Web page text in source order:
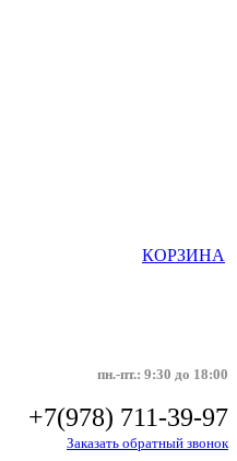
КОРЗИНА
пн.-пт.: 9:30 до 18:00
+7(978) 711-39-97
Заказать обратный звонок